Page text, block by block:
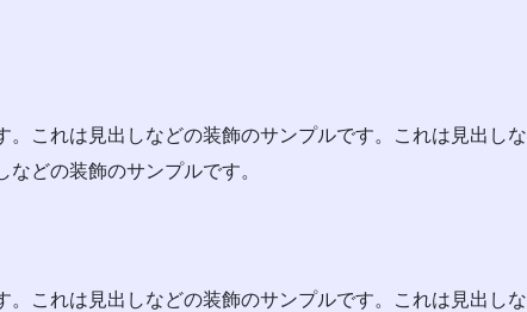
。これは見出しなどの装飾のサンプルです。これは見出しな
どの装飾のサンプルです。
。これは見出しなどの装飾のサンプルです。これは見出しな